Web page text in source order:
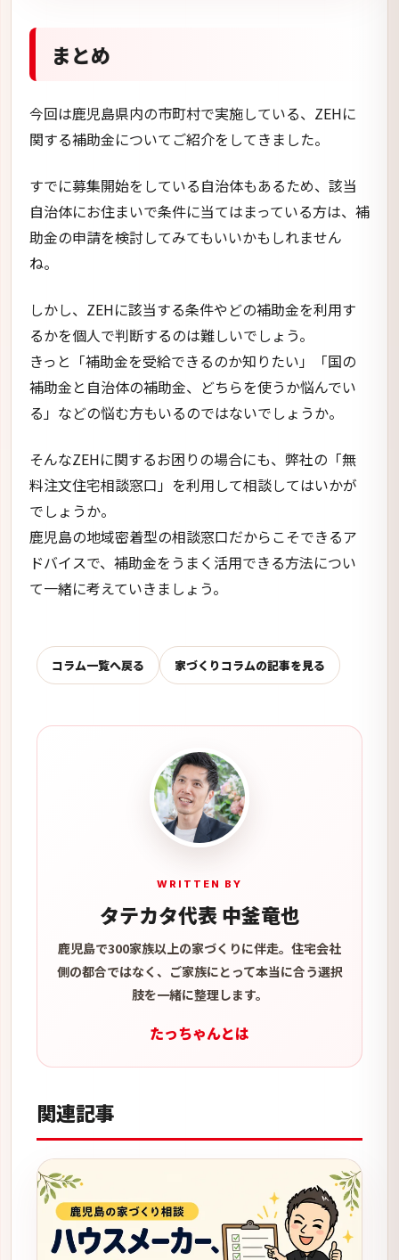
ね。
しかし、ZEHに該当する条件やどの補助金を利用す
るかを個人で判断するのは難しいでしょう。
きっと「補助金を受給できるのか知りたい」「国の
る」などの悩む方もいるのではないでしょうか。
そんなZEHに関するお困りの場合にも、弊社の「無
料注文住宅相談窓口」を利用して相談してはいかが
鹿児島の地域密着型の相談窓口だからこそできるア
ドバイスで、補助金をうまく活用できる方法につい
て一緒に考えていきましょう。
WRITTEN BY
タテカタ代表 中釜竜也
鹿児島で300家族以上の家づくりに伴走。住宅会社
側の都合ではなく、ご家族にとって本当に合う選択
肢を一緒に整理します。
たっちゃんとは
鹿児島のハウスメーカーはどう選ぶ？後悔しない比
較の6つの視点
無料相談を予約する
来店・オンラインから選べます LINE LINEで気軽に相談する
無料 / 30秒で登録